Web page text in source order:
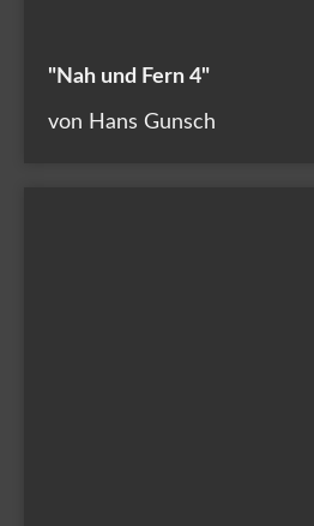
"Nah und Fern 4"
von Hans Gunsch